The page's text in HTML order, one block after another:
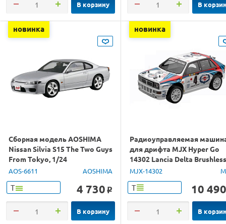
В корзину В
новинка
Сборная модель AOSHIMA
Nissan Silvia S15 The Two Guys
From Tokyo, 1/24
AOS-6611 AOSHIMA
Т 4 730 o
В корзину
новинка
Радиоуправляемая
для дрифта MJX Hyper Go
14302 Lancia Delta Brushless
4WD 2.4G LED 1/14 RTR
MJX-14302
Т 10 490
В